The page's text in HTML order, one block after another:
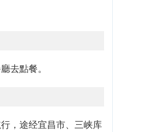
去點餐。
，途经宜昌市、三峡库